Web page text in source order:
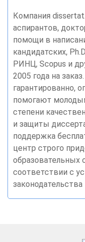
Компания
аспирантов,
помощи в
кандидатских,
РИНЦ, Scopus и
2005 года на
гарантированно,
помогают
степени
и защиты
поддержка
центр строго
образовательных
соответствии с